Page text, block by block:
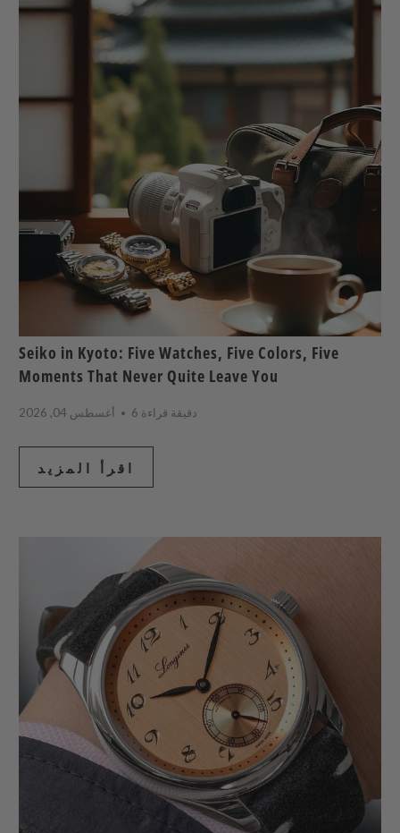
Seiko in Kyoto: Five Watches, Five Colors, Five
Moments That Never Quite Leave You
أغسطس 04, 2026 6 دقيقة قراءة
اقرأ المزيد